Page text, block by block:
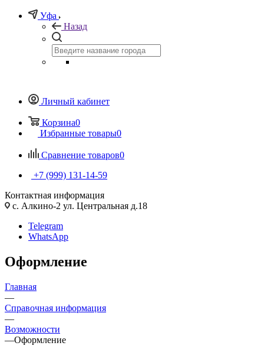
Уфа
Назад
Личный кабинет
Корзина0
Избранные товары0
Сравнение товаров0
+7 (999) 131-14-59
Контактная информация
с. Алкино-2 ул. Центральная д.18
Telegram
WhatsApp
Оформление
Главная
—
Справочная информация
—
Возможности
—Оформление